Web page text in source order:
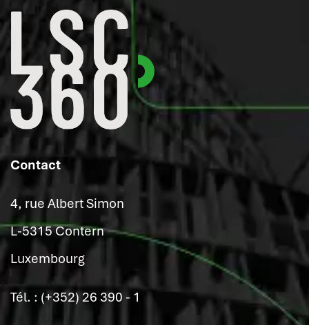
Contact
4, rue Albert Simon
L-5315 Contern
Luxembourg
Tél. : (+352) 26 390 - 1